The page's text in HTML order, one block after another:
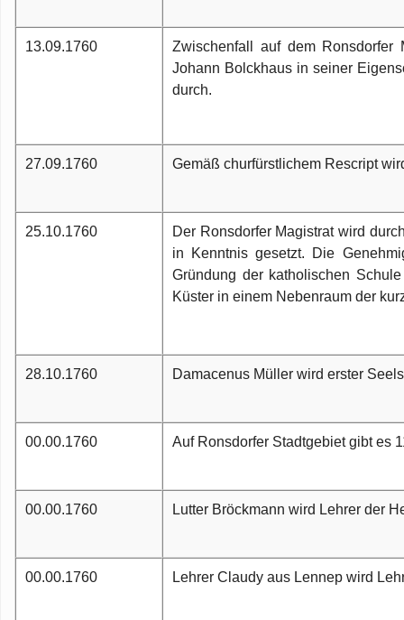
13.09.1760
Zwischenfall auf dem Ronsdorfer
Johann Bolckhaus in seiner
durch.
27.09.1760 Gemäß churfürstlichem Rescript
25.10.1760
Der Ronsdorfer Magistrat wird
in Kenntnis gesetzt. Die
Gründung der katholischen
Küster in einem Nebenraum der
28.10.1760 Damacenus Müller wird erster
00.00.1760 Auf Ronsdorfer Stadtgebiet gibt es
00.00.1760 Lutter Bröckmann wird Lehrer der
00.00.1760 Lehrer Claudy aus Lennep wird